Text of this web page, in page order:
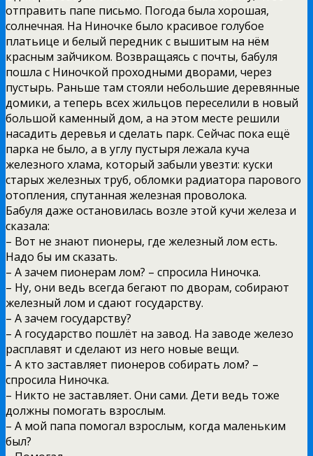
отправить папе письмо. Погода была хорошая,
солнечная. На Ниночке было красивое голубое
платьице и белый передник с вышитым на нём
красным зайчиком. Возвращаясь с почты, бабуля
пошла с Ниночкой проходными дворами, через
пустырь. Раньше там стояли небольшие деревянные
домики, а теперь всех жильцов переселили в новый
большой каменный дом, а на этом месте решили
насадить деревья и сделать парк. Сейчас пока ещё
парка не было, а в углу пустыря лежала куча
железного хлама, который забыли увезти: куски
старых железных труб, обломки радиатора парового
отопления, спутанная железная проволока.
Бабуля даже остановилась возле этой кучи железа и
сказала:
– Вот не знают пионеры, где железный лом есть.
Надо бы им сказать.
– А зачем пионерам лом? – спросила Ниночка.
– Ну, они ведь всегда бегают по дворам, собирают
железный лом и сдают государству.
– А зачем государству?
– А государство пошлёт на завод. На заводе железо
расплавят и сделают из него новые вещи.
– А кто заставляет пионеров собирать лом? –
спросила Ниночка.
– Никто не заставляет. Они сами. Дети ведь тоже
должны помогать взрослым.
– А мой папа помогал взрослым, когда маленьким
был?